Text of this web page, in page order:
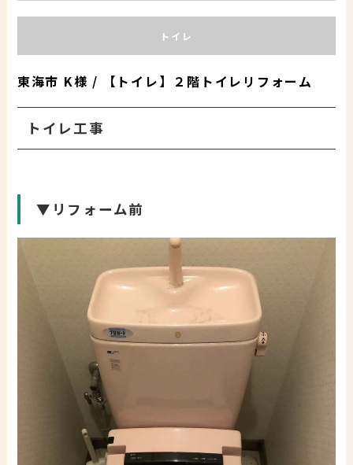
トイレ
東海市 K様 / 【トイレ】２階トイレリフォーム
トイレ工事
▼リフォーム前